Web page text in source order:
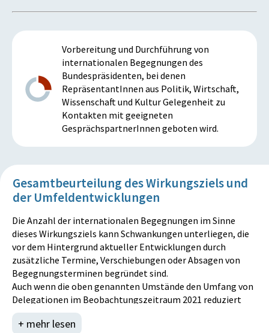
Vorbereitung und Durchführung von
internationalen Begegnungen des
Bundespräsidenten, bei denen
RepräsentantInnen aus Politik, Wirtschaft,
Wissenschaft und Kultur Gelegenheit zu
Kontakten mit geeigneten
GesprächspartnerInnen geboten wird.
Gesamtbeurteilung des Wirkungsziels und
der Umfeldentwicklungen
Die Anzahl der internationalen Begegnungen im Sinne
dieses Wirkungsziels kann Schwankungen unterliegen, die
vor dem Hintergrund aktueller Entwicklungen durch
zusätzliche Termine, Verschiebungen oder Absagen von
Begegnungsterminen begründet sind.
Auch wenn die oben genannten Umstände den Umfang von
Delegationen im Beobachtungszeitraum 2021 reduziert
haben, bleibt die grundsätzliche Intention aufrecht, durch
das Zusammentreffen des Bundespräsidenten mit
+ mehr lesen